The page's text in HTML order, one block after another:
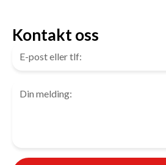
Kontakt oss